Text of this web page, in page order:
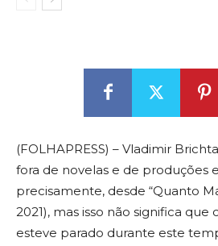
(FOLHAPRESS) – Vladimir
fora de novelas e de produções
precisamente, desde “Quanto
2021), mas isso não significa que
esteve parado durante este